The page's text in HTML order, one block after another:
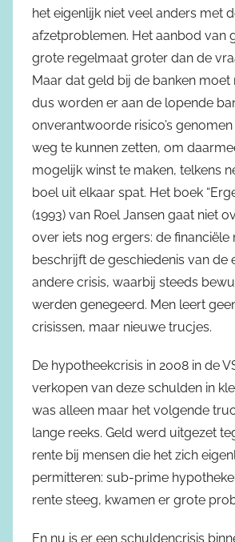
het eigenlijk niet veel anders met
afzetproblemen. Het aanbod van
grote regelmaat groter dan de
Maar dat geld bij de banken moet
dus worden er aan de lopende
onverantwoorde risico’s
weg te kunnen zetten, om
mogelijk winst te maken, telkens
boel uit elkaar spat. Het boek
(1993) van Roel Jansen gaat niet
over iets nog ergers: de financiële
beschrijft de geschiedenis van de
andere crisis, waarbij steeds
werden genegeerd. Men leert
crisissen, maar nieuwe trucjes.
De hypotheekcrisis in 2008 in de
verkopen van deze schulden in
was alleen maar het volgende
lange reeks. Geld werd uitgezet
rente bij mensen die het zich
permitteren: sub-prime
rente steeg, kwamen er grote
En nu is er een schuldencrisis